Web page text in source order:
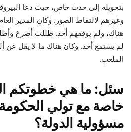
بتحويله إلى حدث خاص، حيث دعا
وغيرهم لالتقاط الصور. وكان المدير
هناك، ولم يوقفهم أحد. ظللت أصرخ
لم يستمع أحد. وكان هناك ما لا يقل عن
الملعب.
سئل: ما هي خطوتكم
خاصة مع تولي
مسؤولية الدولة؟